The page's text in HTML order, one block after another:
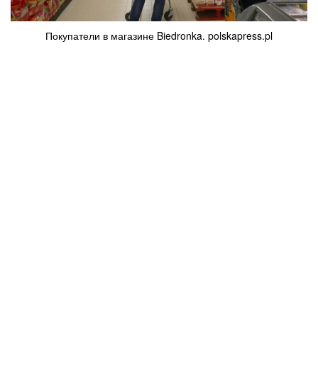
Покупатели в магазине Biedronka. polskapress.pl